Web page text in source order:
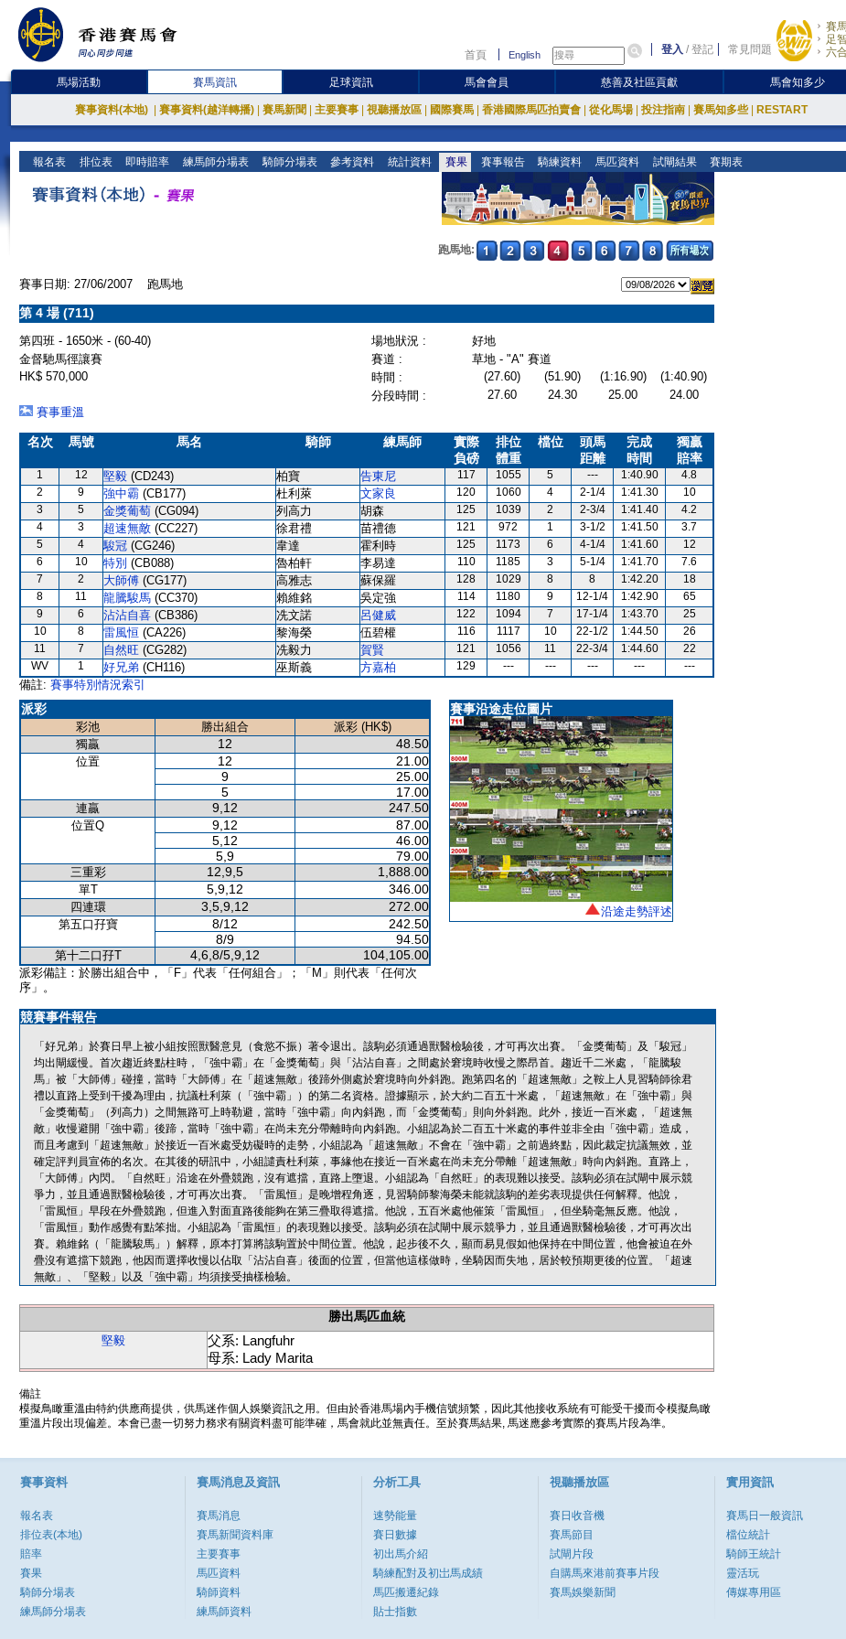
首頁 English 登入 /登記 常見問題
賽
足
六
馬場活動 賽馬資訊 足球資訊 馬會會員 慈善及社區貢獻 馬會知多少
賽事資料(本地) 賽事資料(越洋轉播) 賽馬新聞 主要賽事 視聽播放區 國際賽馬 香港國際馬匹拍賣會 從化馬場 投注指南 賽馬知多些 RESTART
報名表 排位表 即時賠率 練馬師分場表 騎師分場表 參考資料 統計資料 賽果 賽事報告 騎練資料 馬匹資料 試閘結果 賽期表
跑馬地:
賽事日期: 27/06/2007 跑馬地
第 4 場 (711)
第四班 - 1650米 - (60-40) 場地狀況 :
好地
金督馳馬徑讓賽
賽道 :
草地 - "A" 賽道
HK$ 570,000
時間 : (27.60) (51.90) (1:16.90)
(1:40.90)
分段時間 :
27.60 24.30 25.00
24.00
賽事重溫
名次 馬號 馬名 騎師 練馬師
實際
負磅
排位
體重
檔位
頭馬
距離
完成
時間
獨贏
賠率
1 12 堅毅 (CD243) 柏寶 告東尼 117 1055 5 --- 1:40.90
4.8
2
9 強中霸 (CB177) 杜利萊 文家良 120 1060 4 2-1/4 1:41.30
10
3
5 金獎葡萄 (CG094) 列高力 胡森 125 1039 2 2-3/4 1:41.40
4.2
4
3 超速無敵 (CC227) 徐君禮 苗禮德 121 972 1 3-1/2 1:41.50
3.7
5
4 駿冠 (CG246) 韋達 霍利時 125 1173 6 4-1/4 1:41.60
12
6
10 特別 (CB088) 魯柏軒 李易達 110 1185 3 5-1/4 1:41.70
7.6
7
2 大師傅 (CG177) 高雅志 蘇保羅 128 1029 8 8 1:42.20
18
8
11 龍騰駿馬 (CC370) 賴維銘 吳定強 114 1180 9 12-1/4 1:42.90
65
9
6 沾沾自喜 (CB386) 冼文諾 呂健威 122 1094 7 17-1/4 1:43.70
25
10
8 雷風恒 (CA226) 黎海榮 伍碧權 116 1117 10 22-1/2 1:44.50
26
11
7 自然旺 (CG282) 冼毅力 賀賢 121 1056 11 22-3/4 1:44.60
22
WV
1 好兄弟 (CH116) 巫斯義 方嘉柏 129 --- --- --- --- ---
備註: 賽事特別情況索引
派彩
彩池 勝出組合
派彩 (HK$)
獨贏
12 48.50
位置 12
21.00
9
25.00
5
17.00
連贏 9,12 247.50
位置Q 9,12
87.00
5,12
46.00
5,9
79.00
三重彩 12,9,5 1,888.00
單T 5,9,12 346.00
四連環 3,5,9,12 272.00
第五口孖寶 8/12
242.50
8/9
94.50
第十二口孖T 4,6,8/5,9,12 104,105.00
派彩備註：於勝出組合中，「F」代表「任何組合」；「M」則代表「任何次
序」。
賽事沿途走位圖片
沿途走勢評述
競賽事件報告
「好兄弟」於賽日早上被小組按照獸醫意見（食慾不振）著令退出。該駒必須通過獸醫檢驗後，才可再次出賽。「金獎葡萄」及「駿冠」
均出閘緩慢。首次趨近終點柱時，「強中霸」在「金獎葡萄」與「沾沾自喜」之間處於窘境時收慢之際昂首。趨近千二米處，「龍騰駿
馬」被「大師傅」碰撞，當時「大師傅」在「超速無敵」後蹄外側處於窘境時向外斜跑。跑第四名的「超速無敵」之鞍上人見習騎師徐君
禮以直路上受到干擾為理由，抗議杜利萊（「強中霸」）的第二名資格。證據顯示，於大約二百五十米處，「超速無敵」在「強中霸」與
「金獎葡萄」（列高力）之間無路可上時勒避，當時「強中霸」向內斜跑，而「金獎葡萄」則向外斜跑。此外，接近一百米處，「超速無
敵」收慢避開「強中霸」後蹄，當時「強中霸」在尚未充分帶離時向內斜跑。小組認為於二百五十米處的事件並非全由「強中霸」造成，
而且考慮到「超速無敵」於接近一百米處受妨礙時的走勢，小組認為「超速無敵」不會在「強中霸」之前過終點，因此裁定抗議無效，並
確定評判員宣佈的名次。在其後的研訊中，小組譴責杜利萊，事緣他在接近一百米處在尚未充分帶離「超速無敵」時向內斜跑。直路上，
「大師傅」內閃。「自然旺」沿途在外疊競跑，沒有遮擋，直路上墮退。小組認為「自然旺」的表現難以接受。該駒必須在試閘中展示競
爭力，並且通過獸醫檢驗後，才可再次出賽。「雷風恒」是晚增程角逐，見習騎師黎海榮未能就該駒的差劣表現提供任何解釋。他說，
「雷風恒」早段在外疊競跑，但進入對面直路後能夠在第三疊取得遮擋。他說，五百米處他催策「雷風恒」，但坐騎毫無反應。他說，
「雷風恒」動作感覺有點笨拙。小組認為「雷風恒」的表現難以接受。該駒必須在試閘中展示競爭力，並且通過獸醫檢驗後，才可再次出
賽。賴維銘（「龍騰駿馬」）解釋，原本打算將該駒置於中間位置。他說，起步後不久，顯而易見假如他保持在中間位置，他會被迫在外
疊沒有遮擋下競跑，他因而選擇收慢以佔取「沾沾自喜」後面的位置，但當他這樣做時，坐騎因而失地，居於較預期更後的位置。「超速
無敵」、「堅毅」以及「強中霸」均須接受抽樣檢驗。
勝出馬匹血統
堅毅
父系: Langfuhr
母系: Lady Marita
備註
模擬鳥瞰重溫由特約供應商提供，供馬迷作個人娛樂資訊之用。但由於香港馬場內手機信號頻繁，因此其他接收系統有可能受干擾而令模擬鳥瞰
重溫片段出現偏差。本會已盡一切努力務求有關資料盡可能準確，馬會就此並無責任。至於賽馬結果, 馬迷應參考實際的賽馬片段為準。
賽事資料
報名表
排位表(本地)
賠率
賽果
騎師分場表
練馬師分場表
賽馬消息及資訊
賽馬消息
賽馬新聞資料庫
主要賽事
馬匹資料
騎師資料
練馬師資料
分析工具
速勢能量
賽日數據
初出馬介紹
騎練配對及初岀馬成績
馬匹搬遷紀錄
貼士指數
視聽播放區
賽日收音機
賽馬節目
試閘片段
自購馬來港前賽事片段
賽馬娛樂新聞
實用資訊
賽馬日一般資訊
檔位統計
騎師王統計
靈活玩
傳媒專用區